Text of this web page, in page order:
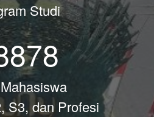
Studi
S3, dan Profesi